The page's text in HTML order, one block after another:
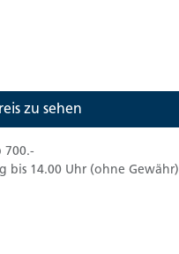
zu sehen
700.-
bis 14.00 Uhr (ohne Gewähr)